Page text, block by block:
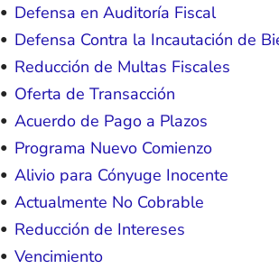
Defensa en Auditoría Fiscal
Defensa Contra la Incautación de
Reducción de Multas Fiscales
Oferta de Transacción
Acuerdo de Pago a Plazos
Programa Nuevo Comienzo
Alivio para Cónyuge Inocente
Actualmente No Cobrable
Reducción de Intereses
Vencimiento